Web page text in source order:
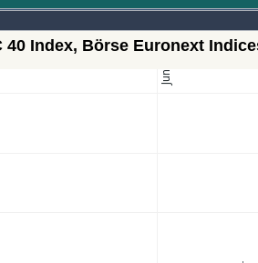
40 Index, Börse Euronext